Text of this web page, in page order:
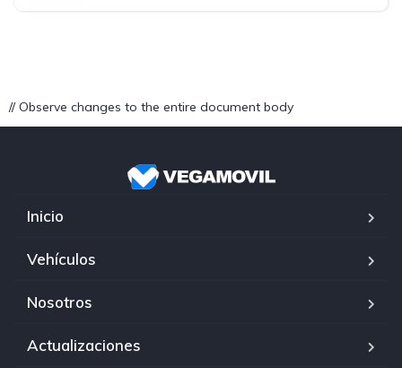
// Observe changes to the entire document body
Inicio
Vehículos
Nosotros
Actualizaciones